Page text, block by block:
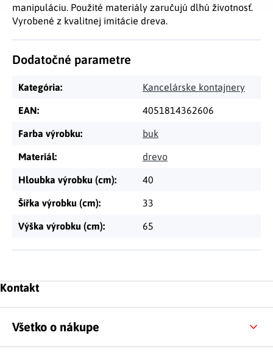
manipuláciu. Použité materiály zaručujú dlhú životnosť.
Vyrobené z kvalitnej imitácie dreva.
Dodatočné parametre
Kategória: Kancelárske kontajnery
EAN: 4051814362606
Farba výrobku: buk
Materiál: drevo
Hloubka výrobku (cm): 40
Šířka výrobku (cm): 33
Výška výrobku (cm): 65
Zápätie
Kontakt
Všetko o nákupe